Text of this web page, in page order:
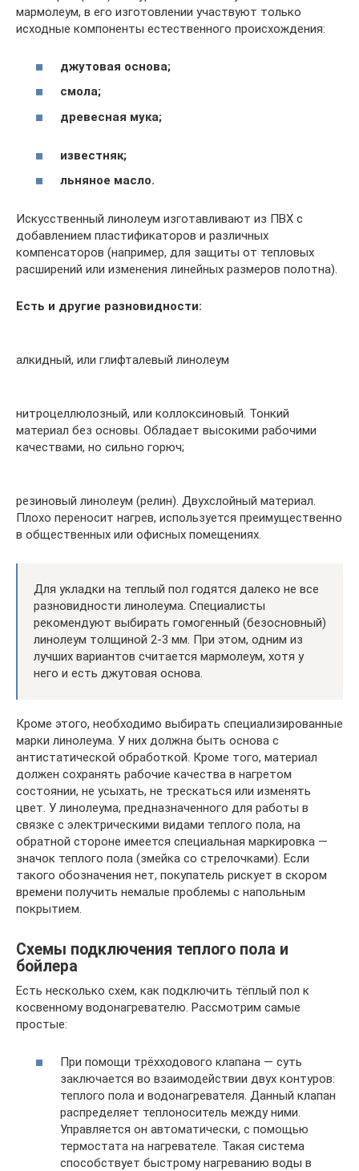
мармолеум, в его изготовлении участвуют только
исходные компоненты естественного происхождения:
джутовая основа;
смола;
древесная мука;
известняк;
льняное масло.
Искусственный линолеум изготавливают из ПВХ с
добавлением пластификаторов и различных
компенсаторов (например, для защиты от тепловых
расширений или изменения линейных размеров полотна).
Есть и другие разновидности:
алкидный, или глифталевый линолеум
нитроцеллюлозный, или коллоксиновый. Тонкий
материал без основы. Обладает высокими рабочими
качествами, но сильно горюч;
резиновый линолеум (релин). Двухслойный материал.
Плохо переносит нагрев, используется преимущественно
в общественных или офисных помещениях.
Для укладки на теплый пол годятся далеко не все
разновидности линолеума. Специалисты
рекомендуют выбирать гомогенный (безосновный)
линолеум толщиной 2-3 мм. При этом, одним из
лучших вариантов считается мармолеум, хотя у
него и есть джутовая основа.
Кроме этого, необходимо выбирать специализированные
марки линолеума. У них должна быть основа с
антистатической обработкой. Кроме того, материал
должен сохранять рабочие качества в нагретом
состоянии, не усыхать, не трескаться или изменять
цвет. У линолеума, предназначенного для работы в
связке с электрическими видами теплого пола, на
обратной стороне имеется специальная маркировка —
значок теплого пола (змейка со стрелочками). Если
такого обозначения нет, покупатель рискует в скором
времени получить немалые проблемы с напольным
покрытием.
Схемы подключения теплого пола и
бойлера
Есть несколько схем, как подключить тёплый пол к
косвенному водонагревателю. Рассмотрим самые
простые:
При помощи трёхходового клапана — суть
заключается во взаимодействии двух контуров:
теплого пола и водонагревателя. Данный клапан
распределяет теплоноситель между ними.
Управляется он автоматически, с помощью
термостата на нагревателе. Такая система
способствует быстрому нагреванию воды в